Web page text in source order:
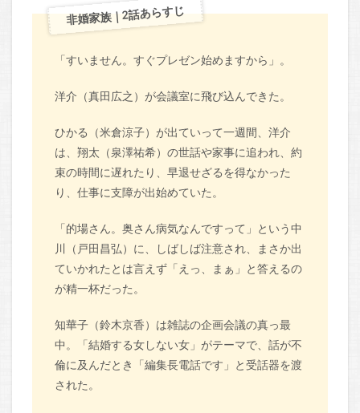
非婚家族｜2話あらすじ
「すいません。すぐプレゼン始めますから」。
洋介（真田広之）が会議室に飛び込んできた。
ひかる（米倉涼子）が出ていって一週間、洋介
は、翔太（泉澤祐希）の世話や家事に追われ、約
束の時間に遅れたり、早退せざるを得なかった
り、仕事に支障が出始めていた。
「的場さん。奥さん病気なんですって」という中
川（戸田昌弘）に、しばしば注意され、まさか出
ていかれたとは言えず「えっ、まぁ」と答えるの
が精一杯だった。
知華子（鈴木京香）は雑誌の企画会議の真っ最
中。「結婚する女しない女」がテーマで、話が不
倫に及んだとき「編集長電話です」と受話器を渡
された。